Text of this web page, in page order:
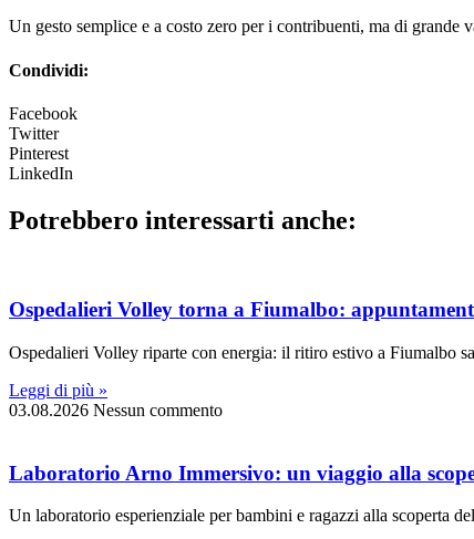
Un gesto semplice e a costo zero per i contribuenti, ma di grande
Condividi:
Facebook
Twitter
Pinterest
LinkedIn
Potrebbero interessarti anche:
Ospedalieri Volley torna a Fiumalbo:
Ospedalieri Volley riparte con energia: il ritiro estivo a Fiumalbo
Leggi di più »
03.08.2026 Nessun commento
Laboratorio Arno Immersivo: un viaggio alla
Un laboratorio esperienziale per bambini e ragazzi alla scoperta